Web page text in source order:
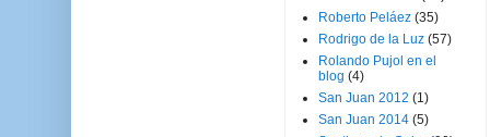
Roberto Peláez (35)
Rodrigo de la Luz (57)
Rolando Pujol en el
blog (4)
San Juan 2012 (1)
San Juan 2014 (5)